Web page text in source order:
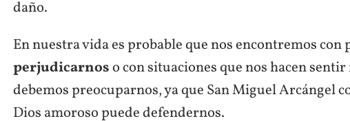
daño.
En nuestra vida es probable que nos encontremos con
perjudicarnoso con situaciones que nos hacen
debemos preocuparnos, ya que San Miguel Arcángel
Dios amoroso puede defendernos.